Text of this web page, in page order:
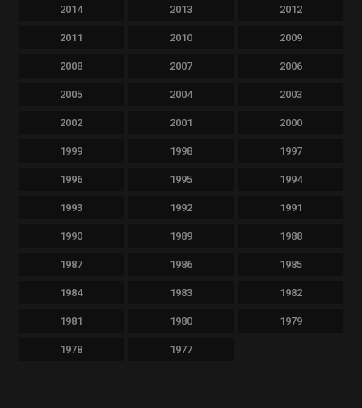
2014 2013 2012
2011 2010 2009
2008 2007 2006
2005 2004 2003
2002 2001 2000
1999 1998 1997
1996 1995 1994
1993 1992 1991
1990 1989 1988
1987 1986 1985
1984 1983 1982
1981 1980 1979
1978 1977